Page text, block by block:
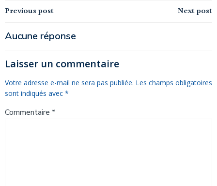
Navigation
de
l’article
Previous post Navigation
l’article
Next post
Aucune réponse
Laisser un commentaire
Votre adresse e-mail ne sera pas publiée. Les champs obligatoires
sont indiqués avec *
Commentaire *